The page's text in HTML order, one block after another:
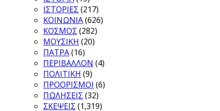
ΙΣΤΟΡΙΕΣ (217)
ΚΟΙΝΩΝΙΑ(626)
ΚΟΣΜΟΣ (282)
ΜΟΥΣΙΚΗ (20)
ΠΑΤΡΑ(16)
ΠΕΡΙΒΑΛΛΟΝ (4)
ΠΟΛΙΤΙΚΗ (9)
ΠΡΟΟΡΙΣΜΟΙ (6)
ΠΩΛΗΣΕΙΣ (32)
ΣΚΕΨΕΙΣ (1,319)